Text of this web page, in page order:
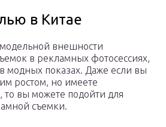
в Китае
внешности
в рекламных фотосессиях,
в модных показах. Даже если вы
ростом, но имеете
то вы можете подойти для
съемки.